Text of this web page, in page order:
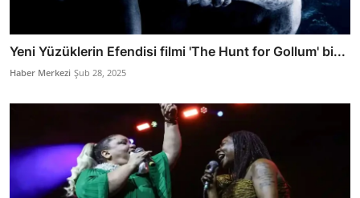
Yeni Yüzüklerin Efendisi filmi 'The Hunt for Gollum' bi...
Haber Merkezi Şub 28, 2025